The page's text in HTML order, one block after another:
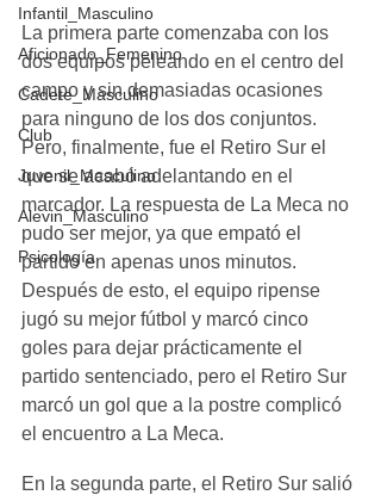
Infantil_Masculino
Aficionado_Femenino
Cadete_Masculino
Club
Juvenil_Masculino
Alevin_Masculino
Psicología
La primera parte comenzaba con los
dos equipos peleando en el centro del
campo y sin demasiadas ocasiones
para ninguno de los dos conjuntos.
Pero, finalmente, fue el Retiro Sur el
que se acabó adelantando en el
marcador. La respuesta de La Meca no
pudo ser mejor, ya que empató el
partido en apenas unos minutos.
Después de esto, el equipo ripense
jugó su mejor fútbol y marcó cinco
goles para dejar prácticamente el
partido sentenciado, pero el Retiro Sur
marcó un gol que a la postre complicó
el encuentro a La Meca.
En la segunda parte, el Retiro Sur salió